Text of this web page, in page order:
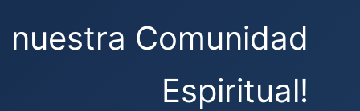
nuestra Comunidad
Espiritual!